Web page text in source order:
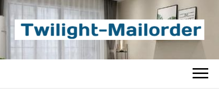
TWILIGHT-
MAILORDER
Beste Content-Sharing-Site